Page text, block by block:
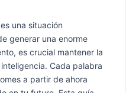
una situación
generar una enorme
es crucial mantener la
Cada palabra
a partir de ahora